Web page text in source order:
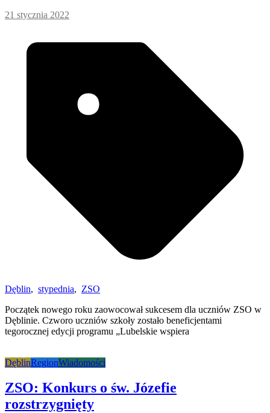
21 stycznia 2022
Dęblin, stypednia, ZSO
Początek nowego roku zaowocował sukcesem dla uczniów ZSO w
Dęblinie. Czworo uczniów szkoły zostało beneficjentami
tegorocznej edycji programu „Lubelskie wspiera
DęblinRegionWiadomości
ZSO: Konkurs o św. Józefie
rozstrzygnięty